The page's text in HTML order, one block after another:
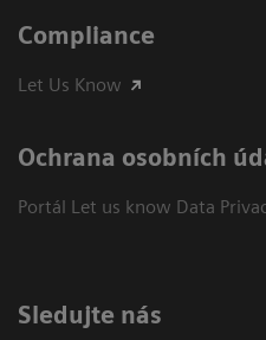
Compliance
Let Us Know
Ochrana osobních
Portál Let us know Data
Sledujte nás